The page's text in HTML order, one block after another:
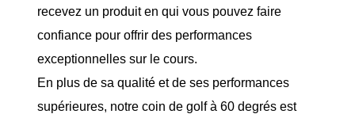
recevez un produit en qui vous pouvez faire
confiance pour offrir des performances
exceptionnelles sur le cours.
En plus de sa qualité et de ses performances
supérieures, notre coin de golf à 60 degrés est